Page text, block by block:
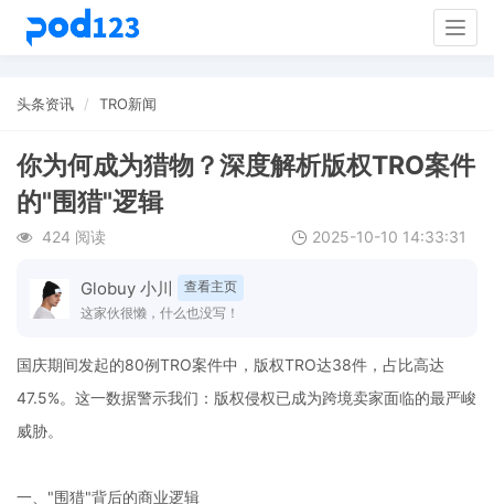
头条资讯 TRO新闻
你为何成为猎物？深度解析版权TRO案件
的"围猎"逻辑
424 阅读 2025-10-10 14:33:31
Globuy 小川
查看主页
这家伙很懒，什么也没写！
国庆期间发起的80例TRO案件中，版权TRO达38件，占比高达
47.5%。这一数据警示我们：版权侵权已成为跨境卖家面临的最严峻
威胁。
一、"围猎"背后的商业逻辑